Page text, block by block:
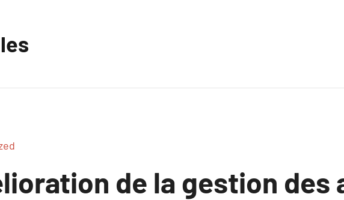
de la gestion des